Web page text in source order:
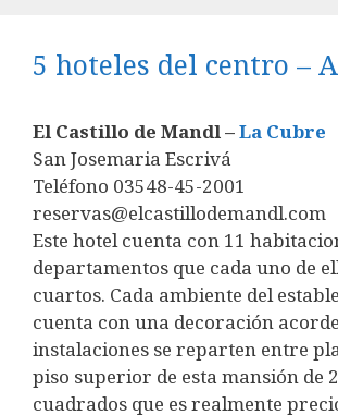
5 hoteles del centro –
El Castillo de Mandl –La Cubre
San Josemaria Escrivá
Teléfono 03548-45-2001
reservas@elcastillodemandl.com
Este hotel cuenta con 11
departamentos que cada uno de
cuartos. Cada ambiente del
cuenta con una decoración
instalaciones se reparten entre
piso superior de esta mansión de
cuadrados que es realmente